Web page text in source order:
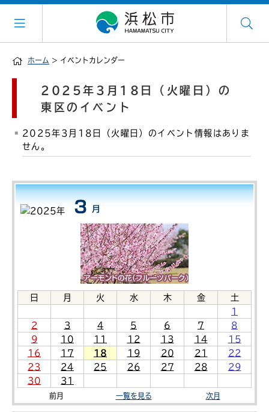
ホーム > イベントカレンダー
日 月 火 水 木 金
土
1
2
3 4 5 6 7
8
9
10 11 12 13 14
15
16
17 18 19 20 21
22
23
24 25 26 27 28
29
30
31
前月 一覧を見る 次月
2025年3月18日（火曜日）の
東区のイベント
2025年3月18日（火曜日）のイベント情報はありま
せん。